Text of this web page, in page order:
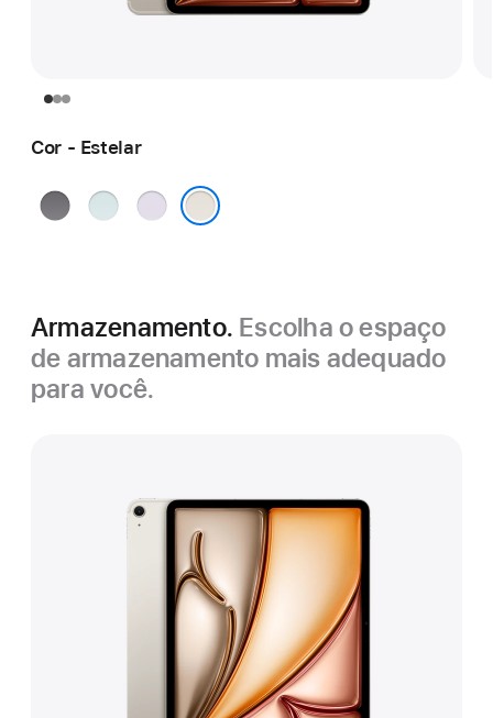
Cor - Estelar
Cinza-Azul Roxo
Armazenamento. Escolha o espaço
de armazenamento mais adequado
para você.